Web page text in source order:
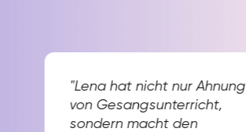
"Lena hat nicht nur Ahnung
von Gesangsunterricht,
sondern macht den